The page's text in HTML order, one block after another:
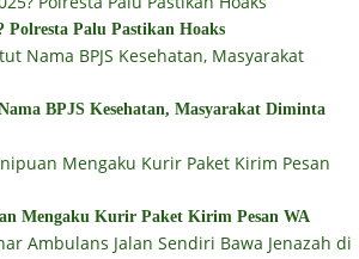
Polresta Palu Pastikan Hoaks
BPJS Kesehatan, Masyarakat Diminta
Mengaku Kurir Paket Kirim Pesan WA